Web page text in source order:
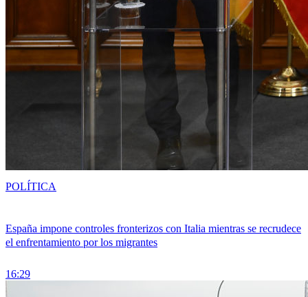
España impone controles fronterizos con Italia mientras se recrudece
el enfrentamiento por los migrantes
16:29
POLÍTICA